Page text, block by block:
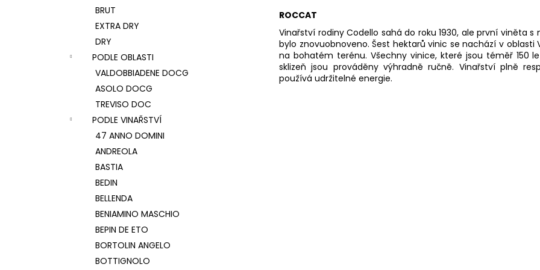
BRUT
EXTRA DRY
DRY
PODLE OBLASTI
VALDOBBIADENE DOCG
ASOLO DOCG
TREVISO DOC
PODLE VINAŘSTVÍ
47 ANNO DOMINI
ANDREOLA
BASTIA
BEDIN
BELLENDA
BENIAMINO MASCHIO
BEPIN DE ETO
BORTOLIN ANGELO
BOTTIGNOLO
ROCCAT
Vinařství rodiny Codello sahá do roku 1930, ale první viněta
bylo znovuobnoveno. Šest hektarů vinic se nachází v
na bohatém terénu. Všechny vinice, které jsou téměř 150
sklizeň jsou prováděny výhradně ručně. Vinařství plně
používá udržitelné energie.